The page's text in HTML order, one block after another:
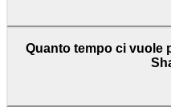
Quanto tempo ci vuole